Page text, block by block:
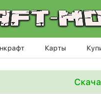
Карты